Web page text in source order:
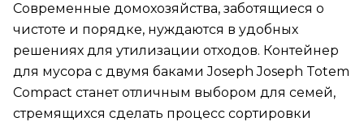
Современные домохозяйства, заботящиеся о
чистоте и порядке, нуждаются в удобных
решениях для утилизации отходов. Контейнер
для мусора с двумя баками Joseph Joseph Totem
Compact станет отличным выбором для семей,
стремящихся сделать процесс сортировки